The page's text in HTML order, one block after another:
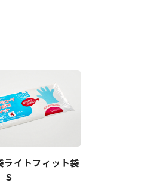
ライトフィット袋